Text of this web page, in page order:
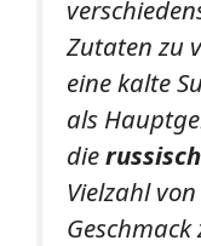
Zutaten zu
eine kalte
als
die
Vielzahl